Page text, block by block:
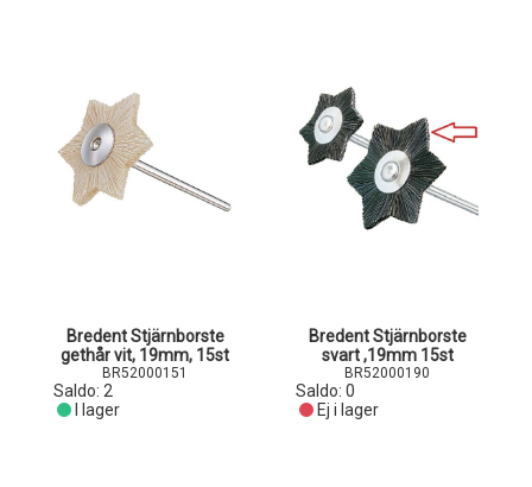
Bredent Stjärnborste
gethår vit, 19mm, 15st
BR52000151
Saldo: 2
I lager
Bredent Stjärnborste
svart ,19mm 15st
BR52000190
Saldo: 0
Ej i lager